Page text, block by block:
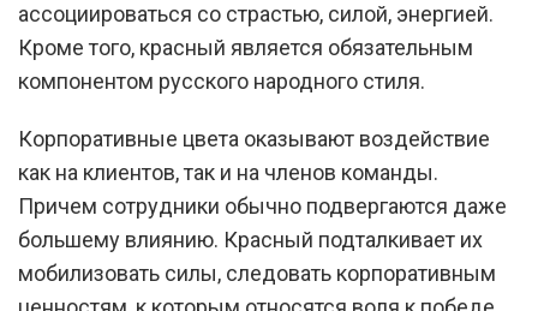
ассоциироваться со страстью, силой, энергией.
Кроме того, красный является обязательным
компонентом русского народного стиля.
Корпоративные цвета оказывают воздействие
как на клиентов, так и на членов команды.
Причем сотрудники обычно подвергаются даже
большему влиянию. Красный подталкивает их
мобилизовать силы, следовать корпоративным